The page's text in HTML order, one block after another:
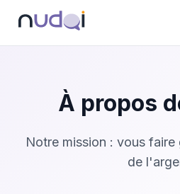
À propos
Notre mission : vous
de